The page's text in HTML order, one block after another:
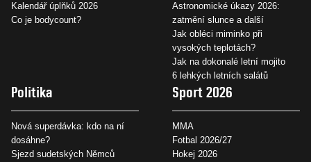
Kalendář úplňků 2026
Co je bodycount?
Astronomické úkazy 2026:
zatmění slunce a další
Jak obléci miminko při
vysokých teplotách?
Jak na dokonalé letní mojito
6 lehkých letních salátů
Politika
Nová superdávka: kdo na ní
dosáhne?
Sjezd sudetských Němců
Sport 2026
MMA
Fotbal 2026/27
Hokej 2026